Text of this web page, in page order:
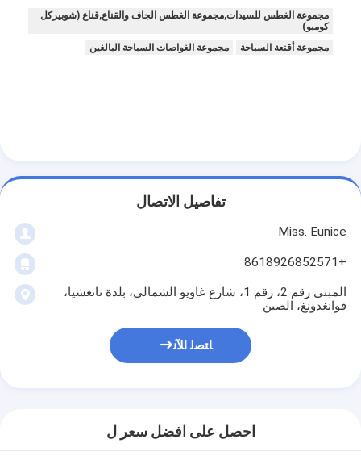
مجموعة الغطس للسيدات,مجموعة الغطس الجاف والقناع,قناع (شوبيركل
كومبو)
مجموعة أقنعة السباحة
مجموعة الغواصات السباحة البالغين
تفاصيل الاتصال
Miss. Eunice
+8618926852571
المبنى رقم 2، رقم 1، شارع غاويو الشمالي، بلدة تانغشيا،
قوانغدونغ، الصين
ﺎﺘﺼﻟ ﺍﻶﻧ
احصل على افضل سعر ل